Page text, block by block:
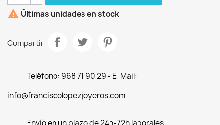
 Últimas unidades en stock
Compartir
Teléfono: 968 71 90 29 - E-Mail:
info@franciscolopezjoyeros.com
Envío en un plazo de 24h-72h laborales